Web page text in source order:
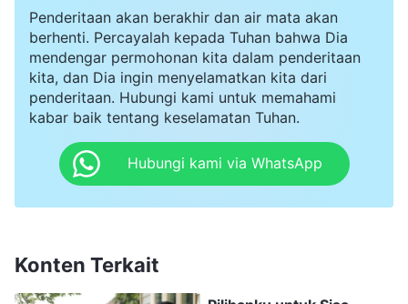
dipenuhi perasaan sukacita yang tak terlukiskan.
Aku ingin berdiri di puncak gunung dan
berteriak: "Impianku sudah menjadi kenyataan!
Aku bukan orang yang sama yang dahulu diejek
semua orang!" Saat pulang mengendarai
mobilku, semua orang menatapku dengan iri.
Aku benar-benar merasa puas dan bangga.
lagi untuk lebih mengembangkan bisnisku.
Penderitaan akan berakhir dan air mata akan
berhenti. Percayalah kepada Tuhan bahwa Dia
mendengar permohonan kita dalam penderitaan
kita, dan Dia ingin menyelamatkan kita dari
penderitaan. Hubungi kami untuk memahami
kabar baik tentang keselamatan Tuhan.
Hubungi kami via WhatsApp
Konten Terkait